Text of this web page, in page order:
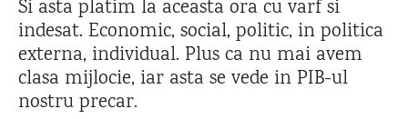
Si asta platim la aceasta ora cu varf si
indesat. Economic, social, politic, in politica
externa, individual. Plus ca nu mai avem
clasa mijlocie, iar asta se vede in PIB-ul
nostru precar.